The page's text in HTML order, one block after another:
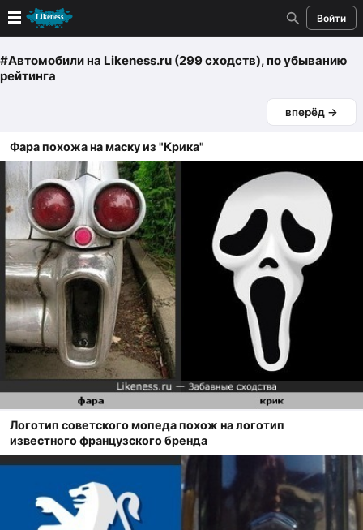
Войти
Новые
Голосование
Кандидаты
Случайное сходство 👍
Создать сходство
Для публикации необходима авторизация
Поиск
#Автомобилина Likeness.ru (299 сходств), по убыванию
рейтинга
вперёд →
Фара похожа на маску из "Крика"
Логотип советского мопеда похож на логотип
известного французского бренда